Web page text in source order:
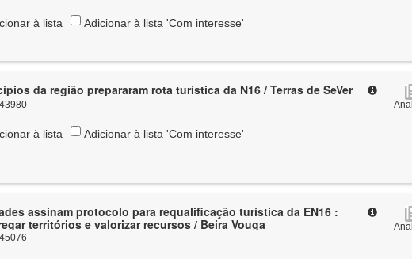
à lista Adicionar à lista 'Com interesse'
da região prepararam rota turística da N16 / Terras de SeVer
43980
à lista Adicionar à lista 'Com interesse'
assinam protocolo para requalificação turística da EN16 :
territórios e valorizar recursos / Beira Vouga
45076